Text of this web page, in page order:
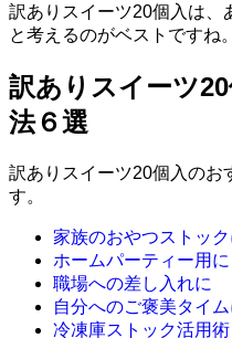
訳ありスイーツ20個入は、
と考えるのがベストですね。
訳ありスイーツ
法６選
訳ありスイーツ20個入のお
す。
家族のおやつストック
ホームパーティー用に
職場への差し入れに
自分へのご褒美タイム
冷凍庫ストック活用術